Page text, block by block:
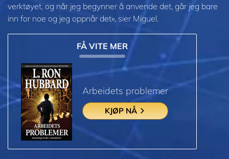
verktøyet, og når jeg begynner å anvende det, går jeg bare
inn for noe og jeg oppnår det», sier Miguel.
FÅ VITE MER
Arbeidets problemer
KJØP NÅ